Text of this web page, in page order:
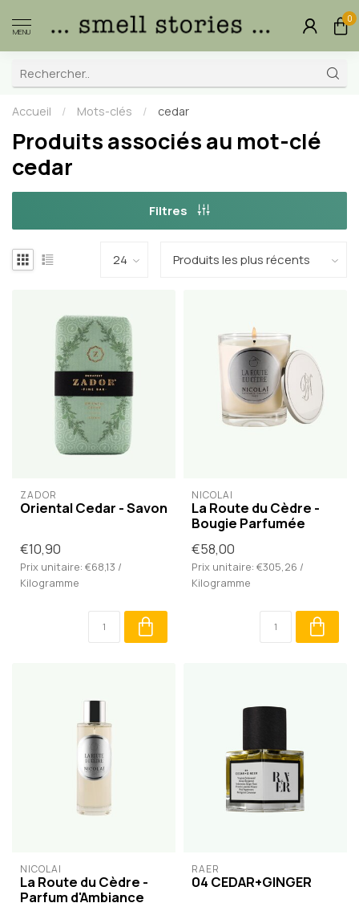
MENU
0
Accueil / Mots-clés / cedar
Produits associés au mot-clé
cedar
Filtres
ZADOR
Oriental Cedar - Savon
€10,90
Prix unitaire: €68,13 /
Kilogramme
NICOLAÏ
La Route du Cèdre -
Bougie Parfumée
€58,00
Prix unitaire: €305,26 /
Kilogramme
NICOLAÏ
La Route du Cèdre -
Parfum d'Ambiance
RAER
04 CEDAR+GINGER